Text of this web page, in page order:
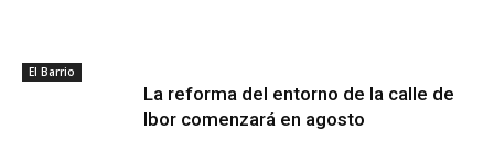
El Barrio
La reforma del entorno de la calle de
Ibor comenzará en agosto